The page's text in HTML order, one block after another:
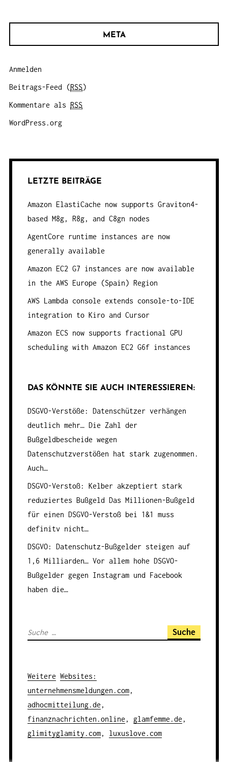
META
Anmelden
Beitrags-Feed (RSS)
Kommentare als RSS
WordPress.org
LETZTE BEITRÄGE
Amazon ElastiCache now supports Graviton4-
based M8g, R8g, and C8gn nodes
AgentCore runtime instances are now
generally available
Amazon EC2 G7 instances are now available
in the AWS Europe (Spain) Region
AWS Lambda console extends console-to-IDE
integration to Kiro and Cursor
Amazon ECS now supports fractional GPU
scheduling with Amazon EC2 G6f instances
DAS KÖNNTE SIE AUCH INTERESSIEREN:
DSGVO-Verstöße: Datenschützer verhängen
deutlich mehr…Die Zahl der
Bußgeldbescheide wegen
Datenschutzverstößen hat stark zugenommen.
Auch…
DSGVO-Verstoß: Kelber akzeptiert stark
reduziertes Bußgeld Das Millionen-Bußgeld
für einen DSGVO-Verstoß bei 1&1 muss
definitv nicht…
DSGVO: Datenschutz-Bußgelder steigen auf
1,6 Milliarden…Vor allem hohe DSGVO-
Bußgelder gegen Instagram und Facebook
haben die…
S
h
e
n
a
c
Weitere Websites :
unternehmensmeldungen.com,
adhocmitteilung.de ,
finanznachrichten.online , glamfemme.de ,
glimityglamity.com, luxuslove.com